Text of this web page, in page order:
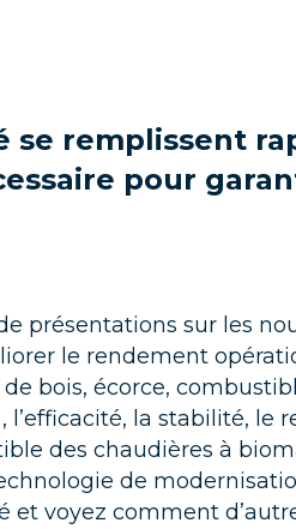
se remplissent
pour
présentations sur les
le rendement
bois, écorce,
l’efficacité, la stabilité, le
des chaudières à
de
et voyez comment